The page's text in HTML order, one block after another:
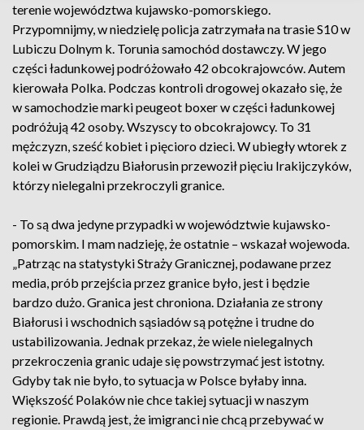
terenie województwa kujawsko-pomorskiego.
Przypomnijmy, w niedzielę policja zatrzymała na trasie S10 w
Lubiczu Dolnym k. Torunia samochód dostawczy. W jego
części ładunkowej podróżowało 42 obcokrajowców. Autem
kierowała Polka. Podczas kontroli drogowej okazało się, że
w samochodzie marki peugeot boxer w części ładunkowej
podróżują 42 osoby. Wszyscy to obcokrajowcy. To 31
mężczyzn, sześć kobiet i pięcioro dzieci. W ubiegły wtorek z
kolei w Grudziądzu Białorusin przewoził pięciu Irakijczyków,
którzy nielegalni przekroczyli granice.
- To są dwa jedyne przypadki w województwie kujawsko-
pomorskim. I mam nadzieję, że ostatnie – wskazał wojewoda.
„Patrząc na statystyki Straży Granicznej, podawane przez
media, prób przejścia przez granice było, jest i będzie
bardzo dużo. Granica jest chroniona. Działania ze strony
Białorusi i wschodnich sąsiadów są potężne i trudne do
ustabilizowania. Jednak przekaz, że wiele nielegalnych
przekroczenia granic udaje się powstrzymać jest istotny.
Gdyby tak nie było, to sytuacja w Polsce byłaby inna.
Większość Polaków nie chce takiej sytuacji w naszym
regionie. Prawdą jest, że imigranci nie chcą przebywać w